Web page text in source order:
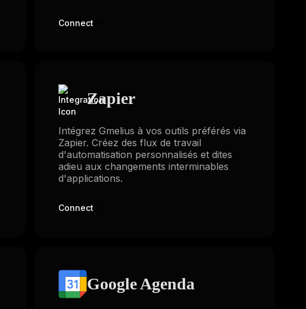
Connect
Zapier
Intégrez Gmelius à vos outils préférés via
Zapier. Créez des flux de travail
d'automatisation personnalisés et dites
adieu aux changements interminables
d'applications.
Connect
Google Agenda